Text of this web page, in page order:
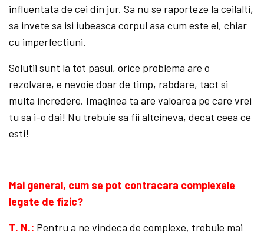
influentata de cei din jur. Sa nu se raporteze la ceilalti,
sa invete sa isi iubeasca corpul asa cum este el, chiar
cu imperfectiuni.
Solutii sunt la tot pasul, orice problema are o
rezolvare, e nevoie doar de timp, rabdare, tact si
multa incredere. Imaginea ta are valoarea pe care vrei
tu sa i-o dai! Nu trebuie sa fii altcineva, decat ceea ce
esti!
Mai general, cum se pot contracara complexele
legate de fizic?
T. N.: Pentru a ne vindeca de complexe, trebuie mai